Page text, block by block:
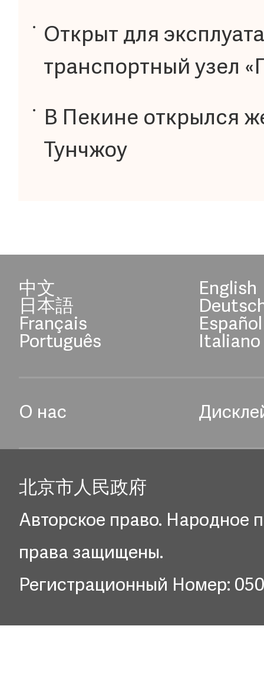
Открыт для
транспортный узел
В Пекине открылся
Тунчжоу
中文 English
日本語
Français Español
Português Italiano
О нас
北京市人民政府
Авторское право. Народное
права защищены.
Регистрационный Номер: